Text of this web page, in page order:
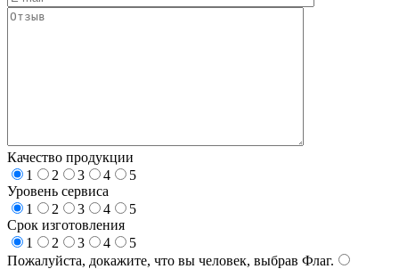
Качество продукции
1
2 3 4
5
Уровень сервиса
1
2 3 4
5
Срок изготовления
1
2 3 4
5
Пожалуйста, докажите, что вы человек, выбрав Флаг.